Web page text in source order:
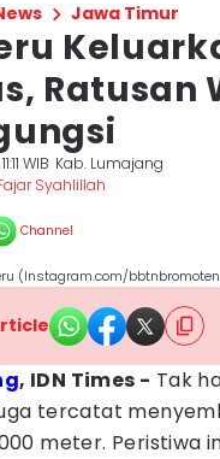
Jawa Timur
Ratusan
WIB Kab. Lumajang
Syahlillah
Channel
(Instagram.com/
, IDN Times - Tak
tercatat
meter. Peristiwa